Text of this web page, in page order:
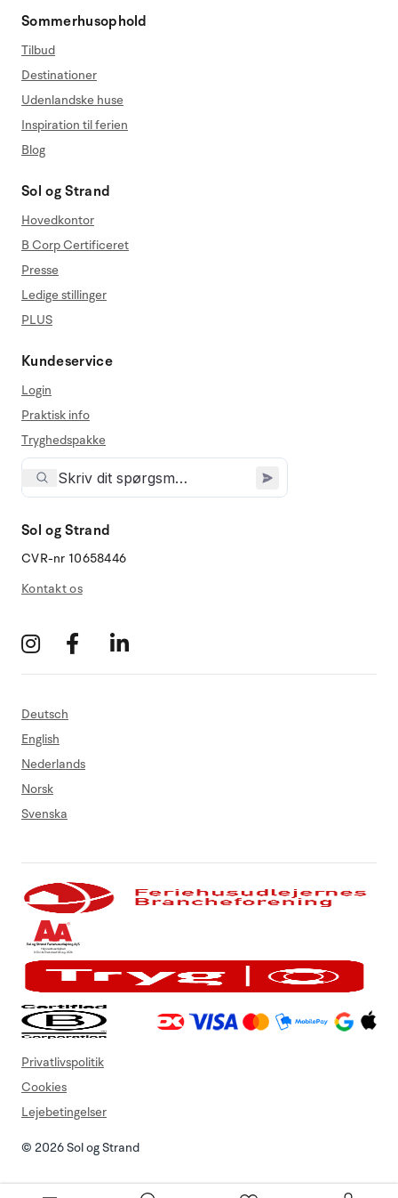
Sommerhusophold
Tilbud
Destinationer
Udenlandske huse
Inspiration til ferien
Blog
Sol og Strand
Hovedkontor
B Corp Certificeret
Presse
Ledige stillinger
PLUS
Kundeservice
Login
Praktisk info
Tryghedspakke
Sol og Strand
CVR-nr 10658446
Kontakt os
Deutsch
English
Nederlands
Norsk
Svenska
© 2026 Sol og Strand
Privatlivspolitik
Cookies
Lejebetingelser